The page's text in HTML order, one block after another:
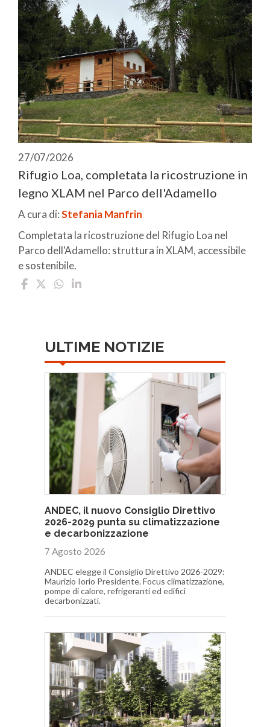
27/07/2026
Rifugio Loa, completata la ricostruzione in
legno XLAM nel Parco dell'Adamello
A cura di:Stefania Manfrin
Completata la ricostruzione del Rifugio Loa nel
Parco dell'Adamello: struttura in XLAM, accessibile
e sostenibile.
ULTIME NOTIZIE
ANDEC, il nuovo Consiglio Direttivo
2026-2029 punta su climatizzazione
e decarbonizzazione
7 Agosto 2026
ANDEC elegge il Consiglio Direttivo 2026-2029:
Maurizio Iorio Presidente. Focus climatizzazione,
pompe di calore, refrigeranti ed edifici
decarbonizzati.